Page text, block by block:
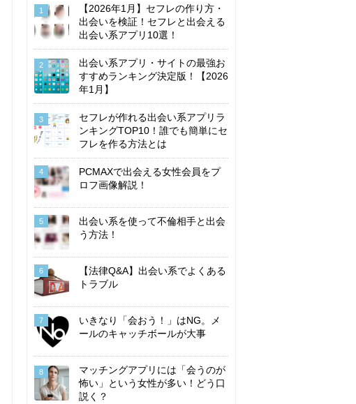
1
【2026年1月】セフレの作り方・
出会いを検証！セフレと出会える
出会い系アプリ10選！
2
出会い系アプリ・サイトの最強お
すすめランキング決定版！【2026
年1月】
3
セフレが作れる出会い系アプリラ
ンキングTOP10！誰でも簡単にセ
フレを作る方法とは
4
PCMAXで出会える女性会員をプ
ロフ画像解説！
5
出会い系を使って不倫相手と出会
う方法！
6
【法律Q&A】出会い系でよくある
トラブル
7
いきなり「会おう！」はNG。メ
ールのキャッチボールが大事
8
マッチングアプリには「会うのが
怖い」という女性が多い！どう口
説く？